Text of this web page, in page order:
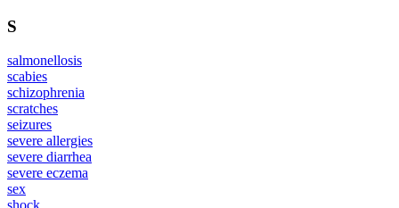
S
salmonellosis
scabies
schizophrenia
scratches
seizures
severe allergies
severe diarrhea
severe eczema
sex